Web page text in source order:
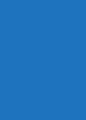
Inverter 10
tiện ích:
trên lồng
bảo tuổi